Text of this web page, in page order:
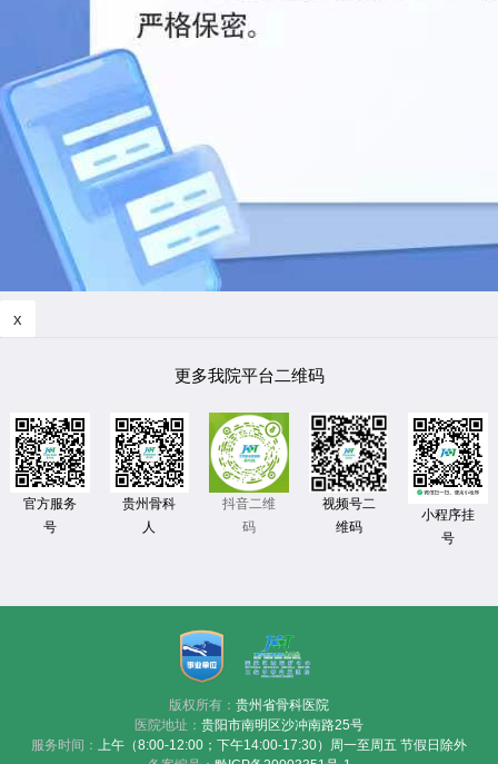
x
更多我院平台二维码
官方服务
号
贵州骨科
人
抖音二维
码
视频号二
维码
小程序挂
号
版权所有： 贵州省骨科医院
医院地址： 贵阳市南明区沙冲南路25号
服务时间：
上午（8:00-12:00；下午14:00-17:30）周一至周五 节假日除外